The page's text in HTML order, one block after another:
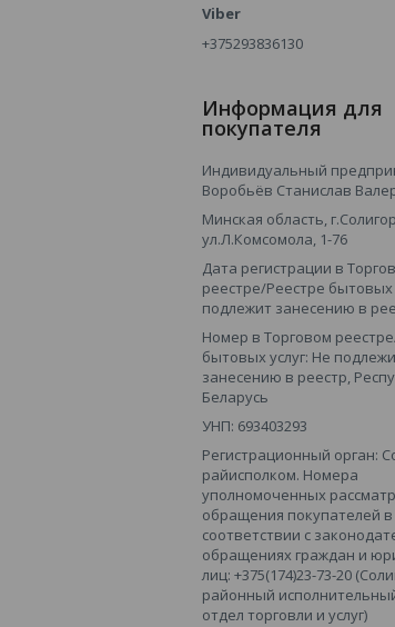
+375293836130
Информация для
покупателя
Индивидуальный
Воробьёв Станислав
Минская область,
ул.Л.Комсомола, 1-76
Дата регистрации в
реестре/Реестре бытовых
подлежит занесению в
Номер в Торговом
бытовых услуг: Не
занесению в реестр,
Беларусь
УНП: 693403293
Регистрационный орган:
райисполком. Номера
уполномоченных
обращения покупателей в
соответствии с
обращениях граждан и
лиц: +375(174)23-73-20
районный
отдел торговли и услуг)